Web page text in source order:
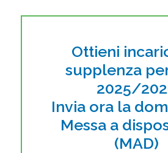
Ottieni
supplenza
2025/
Invia ora la
Messa a
(MAD)